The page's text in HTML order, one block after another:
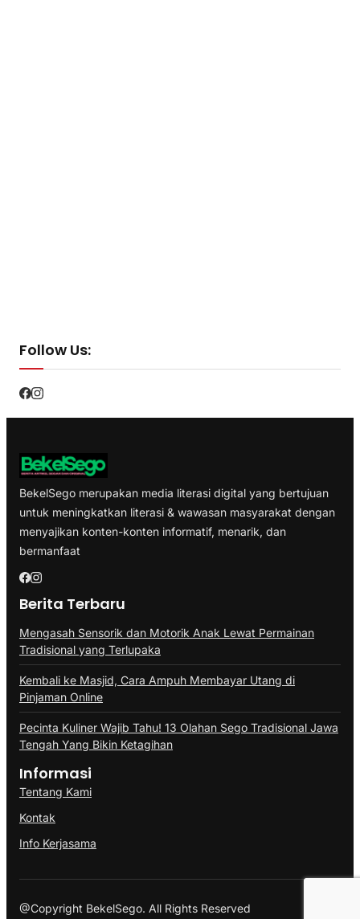
Follow Us:
BekelSego merupakan media literasi digital yang bertujuan
untuk meningkatkan literasi & wawasan masyarakat dengan
menyajikan konten-konten informatif, menarik, dan
bermanfaat
Berita Terbaru
Mengasah Sensorik dan Motorik Anak Lewat Permainan
Tradisional yang Terlupaka
Kembali ke Masjid, Cara Ampuh Membayar Utang di
Pinjaman Online
Pecinta Kuliner Wajib Tahu! 13 Olahan Sego Tradisional Jawa
Tengah Yang Bikin Ketagihan
Informasi
Tentang Kami
Kontak
Info Kerjasama
@Copyright BekelSego. All Rights Reserved